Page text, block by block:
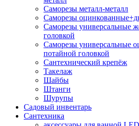
Саморезы металл-металл
Саморезы
Саморезы универсальные
головкой
Саморезы универсальные
потайной головкой
Сантехнический крепёж
Такелаж
Шайбы
Штанги
Шурупы
Садовый инвентарь
Сантехника